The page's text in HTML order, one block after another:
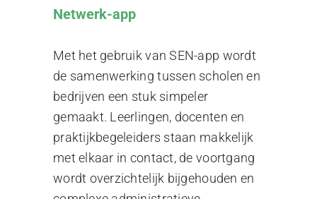
Netwerk-app
Met het gebruik van SEN-app wordt
de samenwerking tussen scholen en
bedrijven een stuk simpeler
gemaakt. Leerlingen, docenten en
praktijkbegeleiders staan makkelijk
met elkaar in contact, de voortgang
wordt overzichtelijk bijgehouden en